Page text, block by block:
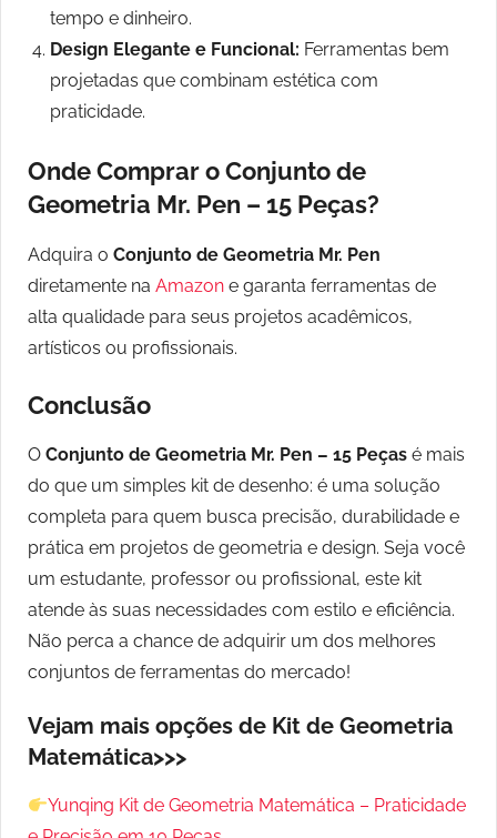
tempo e dinheiro.
Design Elegante e Funcional: Ferramentas bem
projetadas que combinam estética com
praticidade.
Onde Comprar o Conjunto de
Geometria Mr. Pen – 15 Peças?
Adquira o Conjunto de Geometria Mr. Pen
diretamente na Amazon e garanta ferramentas de
alta qualidade para seus projetos acadêmicos,
artísticos ou profissionais.
Conclusão
O Conjunto de Geometria Mr. Pen – 15 Peças é mais
do que um simples kit de desenho: é uma solução
completa para quem busca precisão, durabilidade e
prática em projetos de geometria e design. Seja você
um estudante, professor ou profissional, este kit
atende às suas necessidades com estilo e eficiência.
Não perca a chance de adquirir um dos melhores
conjuntos de ferramentas do mercado!
Vejam mais opções de Kit de Geometria
Matemática>>>
Yunqing Kit de Geometria Matemática – Praticidade